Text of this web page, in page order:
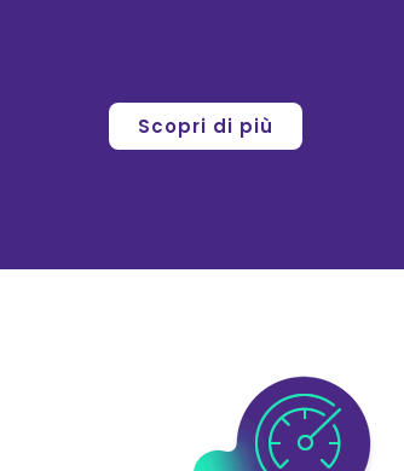
Scopri di più